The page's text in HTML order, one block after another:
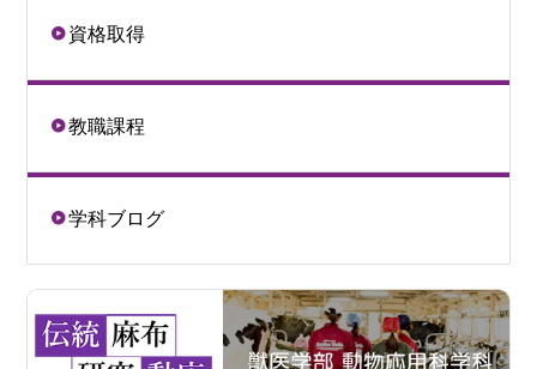
資格取得
教職課程
学科ブログ